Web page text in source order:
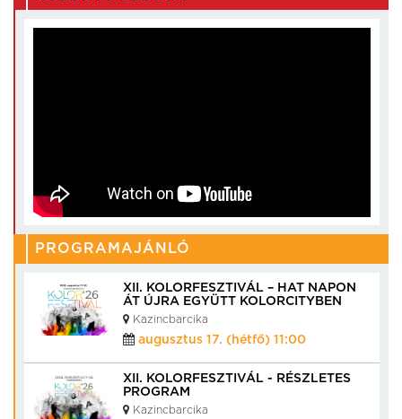
PROGRAMAJÁNLÓ
XII. KOLORFESZTIVÁL – HAT NAPON
ÁT ÚJRA EGYÜTT KOLORCITYBEN
Kazincbarcika
augusztus 17. (hétfő) 11:00
XII. KOLORFESZTIVÁL - RÉSZLETES
PROGRAM
Kazincbarcika